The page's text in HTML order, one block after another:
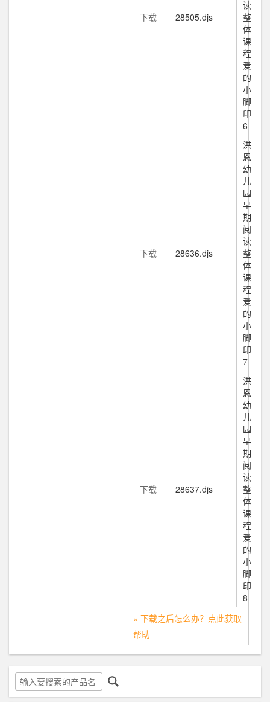
下载 28505.djs
读
整
体
课
程
爱
的
小
脚
印
6
下载 28636.djs
洪
恩
幼
儿
园
早
期
阅
读
整
体
课
程
爱
的
小
脚
印
7
下载 28637.djs
洪
恩
幼
儿
园
早
期
阅
读
整
体
课
程
爱
的
小
脚
印
8
» 下载之后怎么办？点此获取
帮助